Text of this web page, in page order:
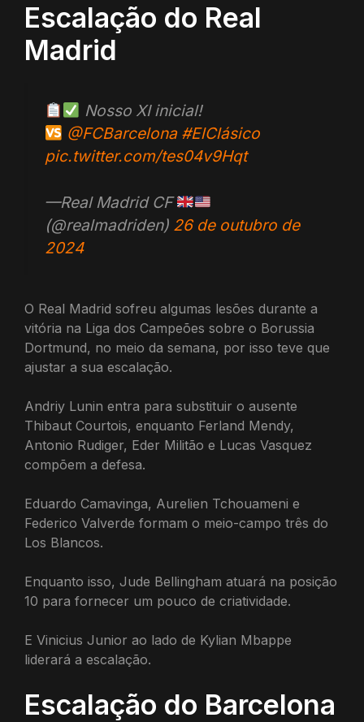
Escalação do Real
Madrid
Nosso XI inicial!
@FCBarcelona #ElClásico
pic.twitter.com/tes04v9Hqt
—Real Madrid CF
(@realmadriden) 26 de outubro de
2024
O Real Madrid sofreu algumas lesões durante a
vitória na Liga dos Campeões sobre o Borussia
Dortmund, no meio da semana, por isso teve que
ajustar a sua escalação.
Andriy Lunin entra para substituir o ausente
Thibaut Courtois, enquanto Ferland Mendy,
Antonio Rudiger, Eder Militão e Lucas Vasquez
compõem a defesa.
Eduardo Camavinga, Aurelien Tchouameni e
Federico Valverde formam o meio-campo três do
Los Blancos.
Enquanto isso, Jude Bellingham atuará na posição
10 para fornecer um pouco de criatividade.
E Vinicius Junior ao lado de Kylian Mbappe
liderará a escalação.
Escalação do Barcelona